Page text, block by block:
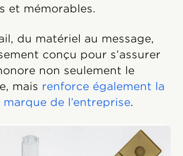
et mémorables.
du matériel au message,
conçu pour s’assurer
non seulement le
mais renforce également la
de l’entreprise.